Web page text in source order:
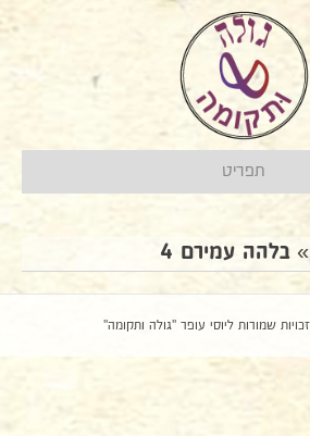
תפריט
»בלהה עמירם 4